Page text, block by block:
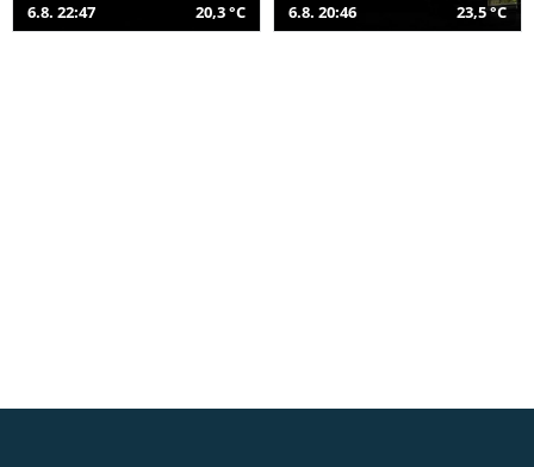
6.8. 22:47 20,3 °C 6.8. 20:46 23,5 °C